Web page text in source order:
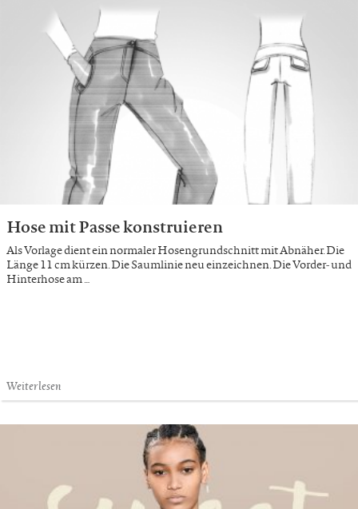
Hose mit Passe konstruieren
Als Vorlage dient ein normaler Hosengrundschnitt mit Abnäher. Die
Länge 11 cm kürzen. Die Saumlinie neu einzeichnen. Die Vorder- und
Hinterhose am …
Weiterlesen